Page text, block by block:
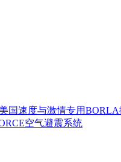
国速度与激情专用
空气避震系统